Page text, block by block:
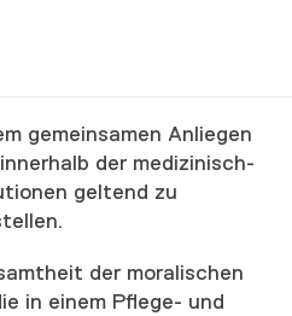
gemeinsamen Anliegen
der medizinisch-
geltend zu
der moralischen
in einem Pflege- und